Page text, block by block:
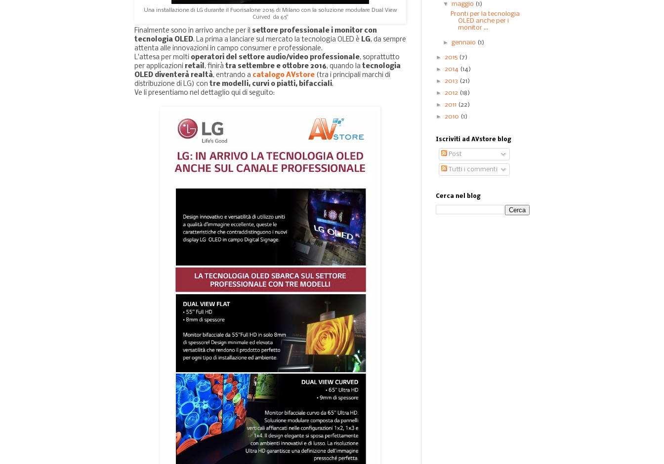
Una installazione di LG durante il Fuorisalone 2016 di Milano con la soluzione modulare Dual View
Curved da 65"
Finalmente sono in arrivo anche per il settore professionale i monitor con
tecnologia OLED. La prima a lanciare sul mercato la tecnologia OLED è LG, da sempre
attenta alle innovazioni in campo consumer e professionale.
L'attesa per molti operatori del settore audio/video professionale, soprattutto
per applicazioni retail, finirà tra settembre e ottobre 2016, quando la tecnologia
OLED diventerà realtà, entrando a catalogo AVstore (tra i principali marchi di
distribuzione di LG) con tre modelli, curvi o piatti, bifacciali.
Ve li presentiamo nel dettaglio qui di seguito:
▼maggio (1)
Pronti per la tecnologia
OLED anche per i
monitor ...
► gennaio (1)
► 2015 (7)
► 2014 (14)
► 2013 (21)
► 2012 (18)
► 2011 (22)
► 2010 (1)
Iscriviti ad AVstore blog
Post
Tutti i commenti
Cerca nel blog